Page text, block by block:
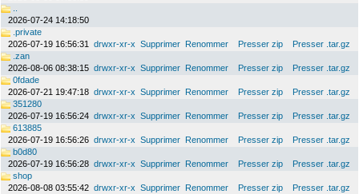
2026-07-24 14:18:50
.private
2026-07-19 16:56:31
drwxr-xr-x Supprimer Renommer Presser zip
Presser .tar.gz
.zan
2026-08-06 08:38:15 drwxr-xr-x Supprimer Renommer Presser zip
Presser .tar.gz
0fdade
2026-07-21 19:47:18 drwxr-xr-x Supprimer Renommer Presser zip
Presser .tar.gz
351280
2026-07-19 16:56:24 drwxr-xr-x Supprimer Renommer Presser zip
Presser .tar.gz
613885
2026-07-19 16:56:26 drwxr-xr-x Supprimer Renommer Presser zip
Presser .tar.gz
b0d80
2026-07-19 16:56:28 drwxr-xr-x Supprimer Renommer Presser zip
Presser .tar.gz
shop
2026-08-08 03:55:42 drwxr-xr-x Supprimer Renommer Presser zip
Presser .tar.gz